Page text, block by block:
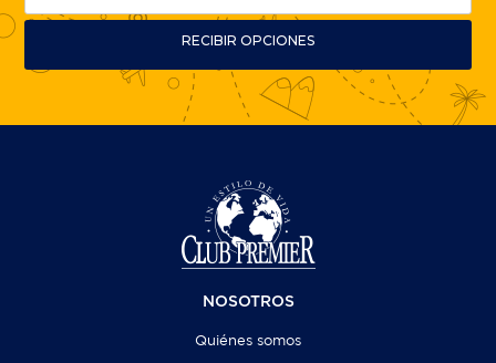
RECIBIR OPCIONES
NOSOTROS
Quiénes somos